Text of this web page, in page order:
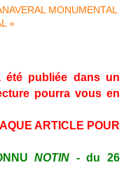
été publiée dans un
pourra vous en
ARTICLE POUR
NOTIN - du 26